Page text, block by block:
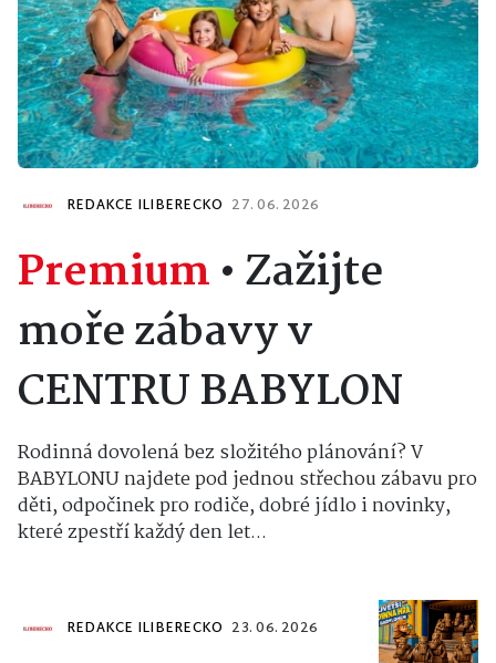
REDAKCE ILIBERECKO 27. 06. 2026
Premium•Zažijte
moře zábavy v
CENTRU BABYLON
Rodinná dovolená bez složitého plánování? V
BABYLONU najdete pod jednou střechou zábavu pro
děti, odpočinek pro rodiče, dobré jídlo i novinky,
které zpestří každý den let...
REDAKCE ILIBERECKO 23. 06. 2026